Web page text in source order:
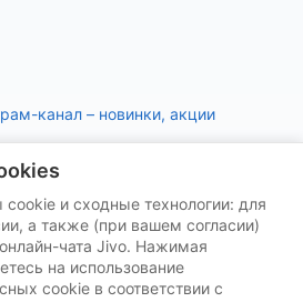
канал – новинки, акции
подбор
приобрести на маркетплейсах
cookie и сходные технологии: для
а также (при вашем согласии)
чата Jivo. Нажимая
на использование
cookie в соответствии с